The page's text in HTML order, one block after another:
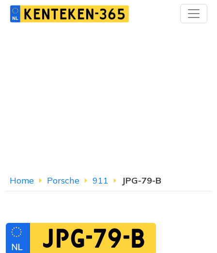
Home Porsche 911 JPG-79-B
JPG-79-B